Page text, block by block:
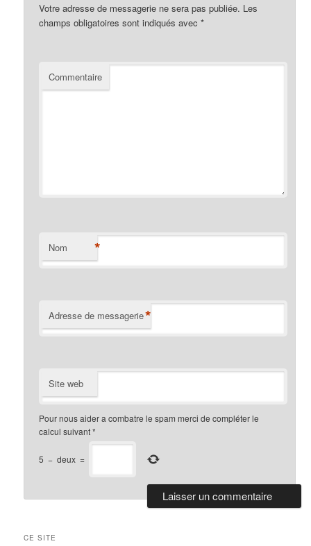
Votre adresse de messagerie ne sera pas publiée. Les
champs obligatoires sont indiqués avec*
Commentaire
Nom *
Adresse de messagerie*
Site web
Pour nous aider a combatre le spam merci de compléter le
calcul suivant*
5 − deux =
CE SITE